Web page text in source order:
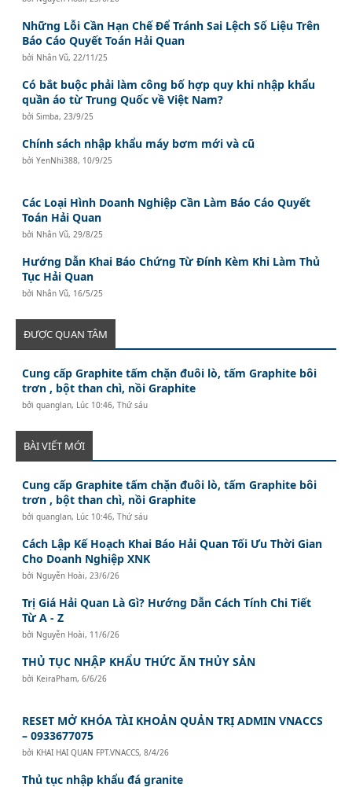
Những Lỗi Cần Hạn Chế Để Tránh Sai Lệch Số Liệu Trên
Báo Cáo Quyết Toán Hải Quan
bởi Nhân Vũ,22/11/25
Có bắt buộc phải làm công bố hợp quy khi nhập khẩu
quần áo từ Trung Quốc về Việt Nam?
bởiSimba,23/9/25
Chính sách nhập khẩu máy bơm mới và cũ
bởiYenNhi388, 10/9/25
Các Loại Hình Doanh Nghiệp Cần Làm Báo Cáo Quyết
Toán Hải Quan
bởi Nhân Vũ,29/8/25
Hướng Dẫn Khai Báo Chứng Từ Đính Kèm Khi Làm Thủ
Tục Hải Quan
bởi Nhân Vũ, 16/5/25
ĐƯỢC QUAN TÂM
Cung cấp Graphite tấm chặn đuôi lò, tấm Graphite bôi
trơn , bột than chì, nồi Graphite
bởiquanglan, Lúc 10:46, Thứ sáu
BÀI VIẾT MỚI
Cung cấp Graphite tấm chặn đuôi lò, tấm Graphite bôi
trơn , bột than chì, nồi Graphite
bởiquanglan, Lúc 10:46, Thứ sáu
Cách Lập Kế Hoạch Khai Báo Hải Quan Tối Ưu Thời Gian
Cho Doanh Nghiệp XNK
bởi Nguyễn Hoài,23/6/26
Trị Giá Hải Quan Là Gì? Hướng Dẫn Cách Tính Chi Tiết
Từ A - Z
bởi Nguyễn Hoài, 11/6/26
THỦ TỤC NHẬP KHẨU THỨC ĂN THỦY SẢN
bởi KeiraPham,6/6/26
RESET MỞ KHÓA TÀI KHOẢN QUẢN TRỊ ADMIN VNACCS
– 0933677075
bởi KHAI HAI QUAN FPT.VNACCS,8/4/26
Thủ tục nhập khẩu đá granite